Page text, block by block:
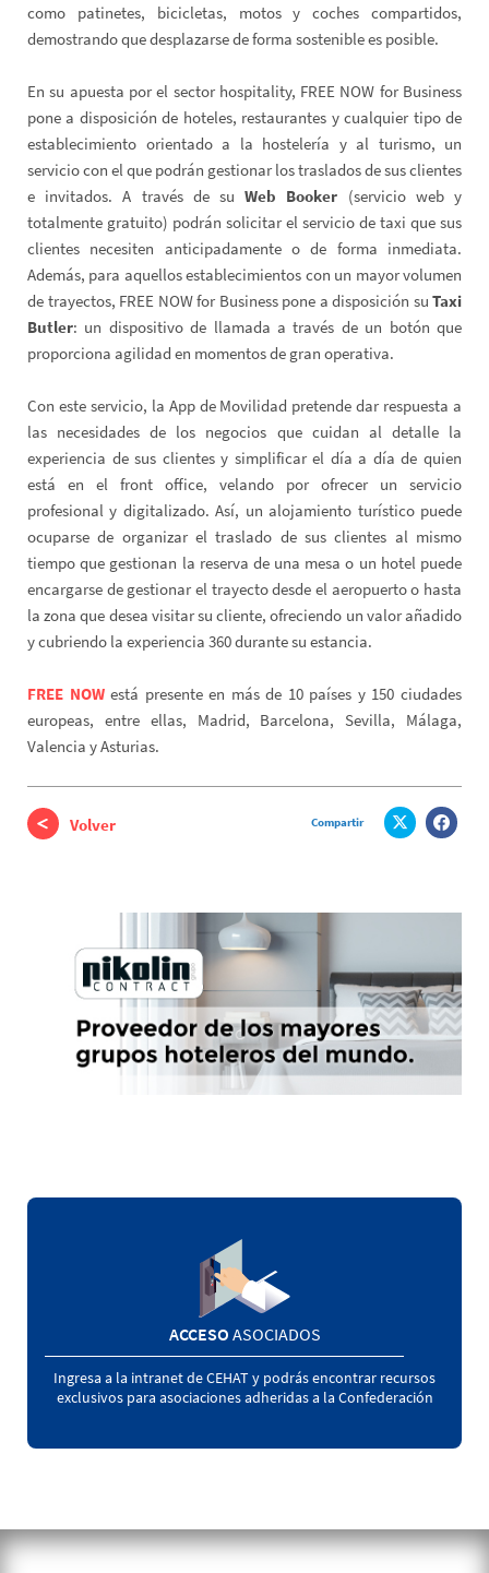
como patinetes, bicicletas, motos y coches compartidos,
demostrando que desplazarse de forma sostenible es posible.
En su apuesta por el sector hospitality, FREE NOW for Business
pone a disposición de hoteles, restaurantes y cualquier tipo de
establecimiento orientado a la hostelería y al turismo, un
servicio con el que podrán gestionar los traslados de sus clientes
e invitados. A través de suWeb Booker (servicio web y
totalmente gratuito) podrán solicitar el servicio de taxi que sus
clientes necesiten anticipadamente o de forma inmediata.
Además, para aquellos establecimientos con un mayor volumen
de trayectos, FREE NOW for Business pone a disposición su Taxi
Butler: un dispositivo de llamada a través de un botón que
proporciona agilidad en momentos de gran operativa.
Con este servicio, la App de Movilidad pretende dar respuesta a
las necesidades de los negocios que cuidan al detalle la
experiencia de sus clientes y simplificar el día a día de quien
está en el front office, velando por ofrecer un servicio
profesional y digitalizado. Así, un alojamiento turístico puede
ocuparse de organizar el traslado de sus clientes al mismo
tiempo que gestionan la reserva de una mesa o un hotel puede
encargarse de gestionar el trayecto desde el aeropuerto o hasta
la zona que desea visitar su cliente, ofreciendo un valor añadido
y cubriendo la experiencia 360 durante su estancia.
FREE NOWestá presente en más de 10 países y 150 ciudades
europeas, entre ellas, Madrid, Barcelona, Sevilla, Málaga,
Valencia y Asturias.
Volver Compartir
ACCESO ASOCIADOS
Ingresa a la intranet de CEHAT y podrás encontrar recursos
exclusivos para asociaciones adheridas a la Confederación